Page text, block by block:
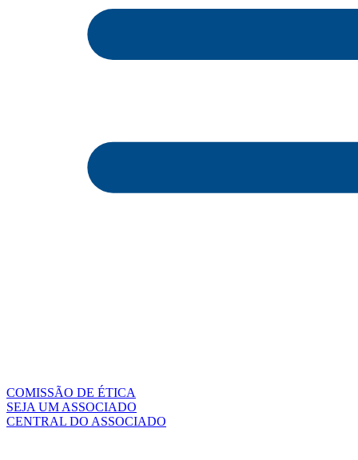
COMISSÃO DE ÉTICA
SEJA UM ASSOCIADO
CENTRAL DO ASSOCIADO